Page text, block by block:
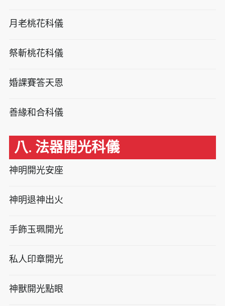
月老桃花科儀
祭斬桃花科儀
婚課賽答天恩
善緣和合科儀
八. 法器開光科儀
神明開光安座
神明退神出火
手飾玉珮開光
私人印章開光
神獸開光點眼